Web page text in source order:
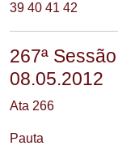
39 40 41 42
267ª
08.05.2012
Ata 266
Pauta